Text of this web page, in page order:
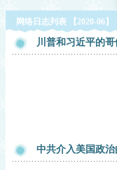
网络日志列表 【2020-06】
川普和习近平的
中共介入美国政